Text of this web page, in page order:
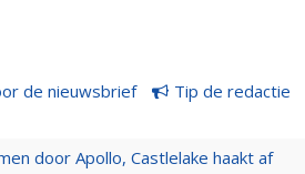
de nieuwsbrief Tip de redactie
door Apollo, Castlelake haakt af